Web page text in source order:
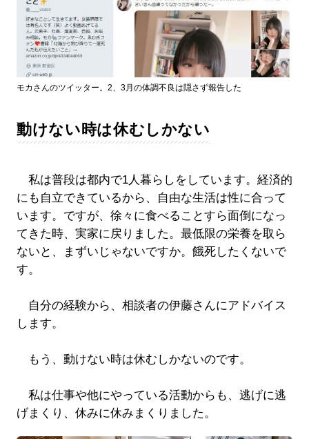
モカさんのツイッター。2、3月の体調不良は隠さず報告した
動けない時は休むしかない
私は普段は都内で1人暮らしをしています。経済的
にも自立できているから、自由な生活は性に合って
います。ですが、徐々に食べることすら面倒になっ
てきた時、実家に戻りました。最低限の栄養を取ら
ないと、まずいじゃないですか。餓死したくないで
す。
自分の経験から、相談者の伊藤さんにアドバイス
します。
もう、動けない時は休むしかないのです。
私は仕事や他にやっている活動からも、逃げに逃
げまくり、休みに休みまくりました。